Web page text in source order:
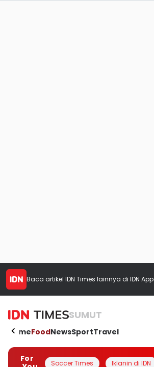
Baca artikel IDN Times lainnya di IDN App
SUMUT
HomeFoodNewsSportTravel
For
Soccer Times Iklanin di IDN